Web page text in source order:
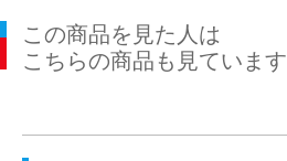
この商品を見た人は
こちらの商品も見ています